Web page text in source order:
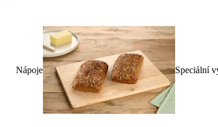
Nápoje Speciální